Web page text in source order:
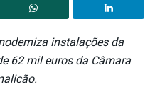
instalações da
62 mil euros da Câmara